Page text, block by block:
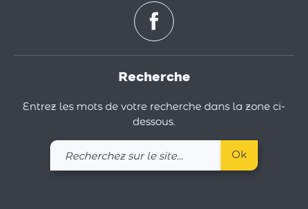
Recherche
Entrez les mots de votre recherche dans la zone ci-
dessous.
Recherchez
sur
Ok